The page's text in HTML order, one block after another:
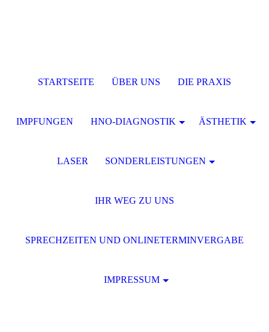
STARTSEITE ÜBER UNS DIE PRAXIS
IMPFUNGEN HNO-DIAGNOSTIK ÄSTHETIK
LASER SONDERLEISTUNGEN
IHR WEG ZU UNS
SPRECHZEITEN UND ONLINETERMINVERGABE
IMPRESSUM